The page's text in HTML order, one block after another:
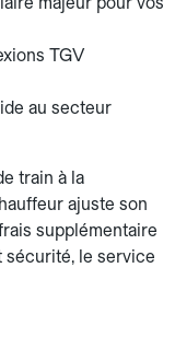
TGV
au secteur
train à la
ajuste son
supplémentaire
sécurité, le service